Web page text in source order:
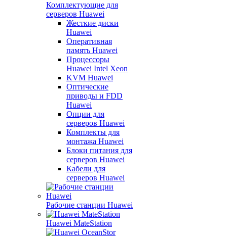
Комплектующие для
серверов Huawei
Жесткие диски
Huawei
Оперативная
память Huawei
Процессоры
Huawei Intel Xeon
KVM Huawei
Оптические
приводы и FDD
Huawei
Опции для
серверов Huawei
Комплекты для
монтажа Huawei
Блоки питания для
серверов Huawei
Кабели для
серверов Huawei
Рабочие станции Huawei
Huawei MateStation